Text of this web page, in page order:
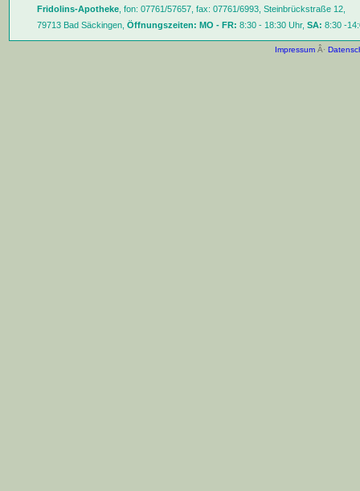
Fridolins-Apotheke, fon: 07761/57657, fax: 07761/6993, Steinbrückstraße 12,
79713 Bad Säckingen, Öffnungszeiten: MO - FR: 8:30 - 18:30 Uhr, SA: 8:30 -
Impressum Â·